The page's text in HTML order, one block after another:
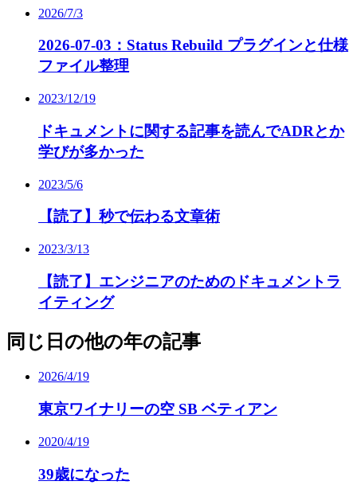
2026/7/3
2026-07-03：Status Rebuild プラグインと仕様
ファイル整理
2023/12/19
ドキュメントに関する記事を読んでADRとか
学びが多かった
2023/5/6
【読了】秒で伝わる文章術
2023/3/13
【読了】エンジニアのためのドキュメントラ
イティング
同じ日の他の年の記事
2026/4/19
東京ワイナリーの空 SB ベティアン
2020/4/19
39歳になった